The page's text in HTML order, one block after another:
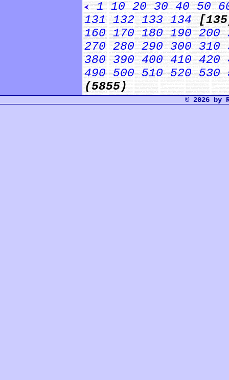
1 10 20 30 40 50
131 132 133 134
160 170 180 190 200
270 280 290 300 310
380 390 400 410 420
490 500 510 520 530
(5855)
© 2026 by